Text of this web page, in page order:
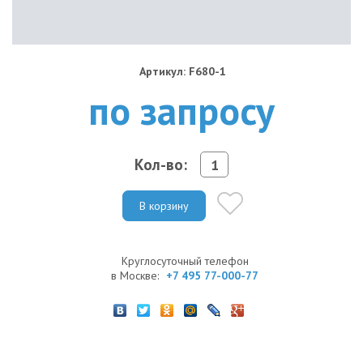
Артикул: F680-1
по запросу
Кол-во:
В корзину
Круглосуточный телефон
в Москве: +7 495 77-000-77